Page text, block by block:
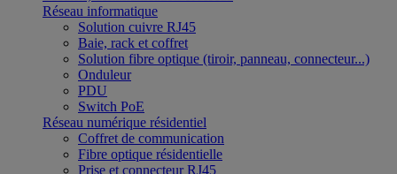
Réseau informatique
Solution cuivre RJ45
Baie, rack et coffret
Solution fibre optique (tiroir, panneau, connecteur...)
Onduleur
PDU
Switch PoE
Réseau numérique résidentiel
Coffret de communication
Fibre optique résidentielle
Prise et connecteur RJ45